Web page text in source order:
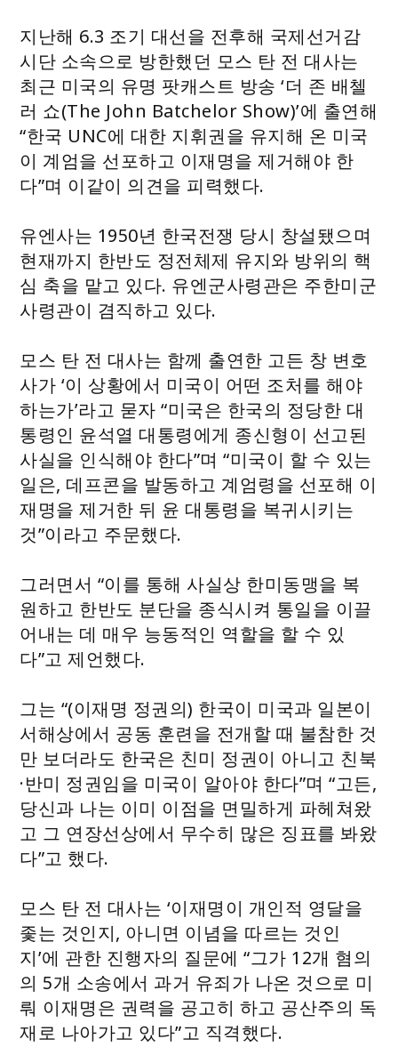
지난해 6.3 조기 대선을 전후해 국제선거감
시단 소속으로 방한했던 모스 탄 전 대사는
최근 미국의 유명 팟캐스트 방송 ‘더 존 배첼
러 쇼(The John Batchelor Show)’에 출연해
“한국 UNC에 대한 지휘권을 유지해 온 미국
이 계엄을 선포하고 이재명을 제거해야 한
다”며 이같이 의견을 피력했다.
유엔사는 1950년 한국전쟁 당시 창설됐으며
현재까지 한반도 정전체제 유지와 방위의 핵
심 축을 맡고 있다. 유엔군사령관은 주한미군
사령관이 겸직하고 있다.
모스 탄 전 대사는 함께 출연한 고든 창 변호
사가 ‘이 상황에서 미국이 어떤 조처를 해야
하는가’라고 묻자 “미국은 한국의 정당한 대
통령인 윤석열 대통령에게 종신형이 선고된
사실을 인식해야 한다”며 “미국이 할 수 있는
일은, 데프콘을 발동하고 계엄령을 선포해 이
재명을 제거한 뒤 윤 대통령을 복귀시키는
것”이라고 주문했다.
그러면서 “이를 통해 사실상 한미동맹을 복
원하고 한반도 분단을 종식시켜 통일을 이끌
어내는 데 매우 능동적인 역할을 할 수 있
다”고 제언했다.
그는 “(이재명 정권의) 한국이 미국과 일본이
서해상에서 공동 훈련을 전개할 때 불참한 것
만 보더라도 한국은 친미 정권이 아니고 친북
·반미 정권임을 미국이 알아야 한다”며 “고든,
당신과 나는 이미 이점을 면밀하게 파헤쳐왔
고 그 연장선상에서 무수히 많은 징표를 봐왔
다”고 했다.
모스 탄 전 대사는 ‘이재명이 개인적 영달을
좇는 것인지, 아니면 이념을 따르는 것인
지’에 관한 진행자의 질문에 “그가 12개 혐의
의 5개 소송에서 과거 유죄가 나온 것으로 미
뤄 이재명은 권력을 공고히 하고 공산주의 독
재로 나아가고 있다”고 직격했다.